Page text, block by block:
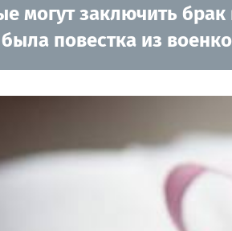
могут заключить
повестка из